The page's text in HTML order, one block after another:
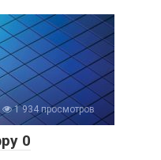
1 934 просмотров
0